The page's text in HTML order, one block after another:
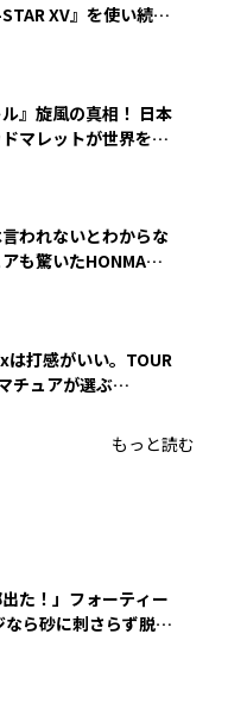
XV』を使い続け
』旋風の真相！ 日本
マレットが世界を席
言われないとわからな
も驚いたHONMA
は打感がいい。TOUR
チュアが選ぶ
もっと読む
出た！」フォーティー
ら砂に刺さらず脱出